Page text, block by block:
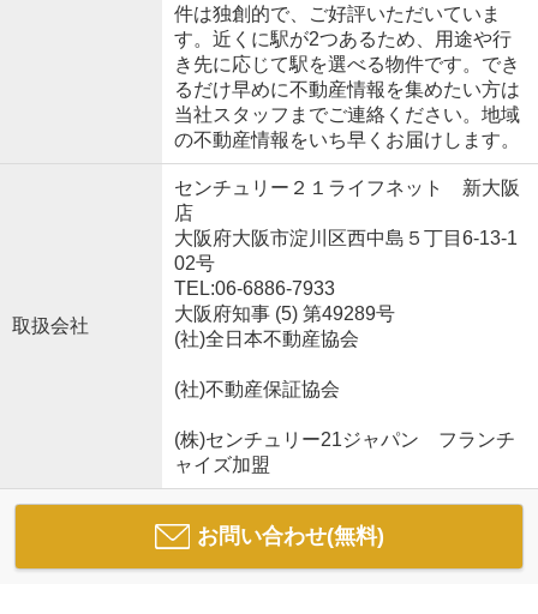
件は独創的で、ご好評いただいていま
す。近くに駅が2つあるため、用途や行
き先に応じて駅を選べる物件です。でき
るだけ早めに不動産情報を集めたい方は
当社スタッフまでご連絡ください。地域
の不動産情報をいち早くお届けします。
取扱会社
センチュリー２１ライフネット 新大阪
店
大阪府大阪市淀川区西中島５丁目6-13-1
02号
TEL:06-6886-7933
大阪府知事 (5) 第49289号
(社)全日本不動産協会
(社)不動産保証協会
(株)センチュリー21ジャパン フランチ
ャイズ加盟
お問い合わせ(無料)